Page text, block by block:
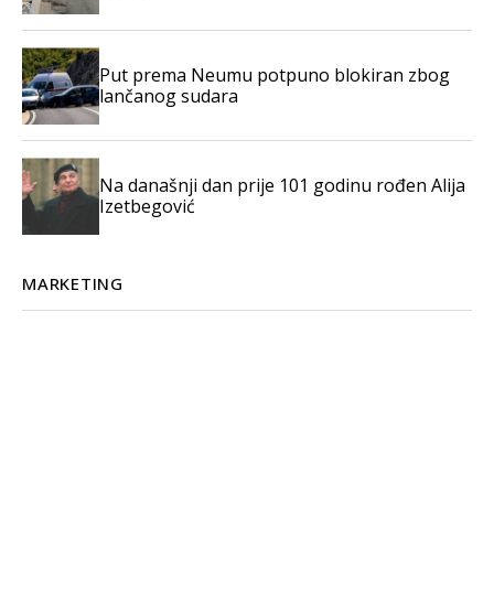
Put prema Neumu potpuno blokiran zbog
lančanog sudara
Na današnji dan prije 101 godinu rođen Alija
Izetbegović
MARKETING